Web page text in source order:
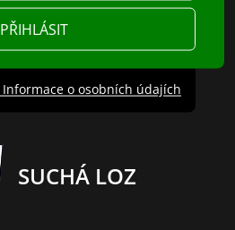
PŘIHLÁSIT
Informace o osobních údajích
SUCHÁ LOZ